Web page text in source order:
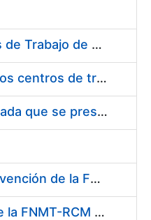
Suministro de Protectores Auditivos a medida para las personas trabajadoras de los Centros de Trabajo de Madrid y Burgos
Suministro de gafas graduadas antiproyecciones para los trabajadores de la FNMT-RCM en los centros de trabajo de Madrid y Burgos
Servicios de una empresa externa para el asesoramiento y resolución de los recursos de alzada que se presentan relacionados con procesos de selección para la FNMT-RCM
Servicio de Calibración y Verificación Externa de los Equipos de Medición del Servicio de Prevención de la FNMT-RCM
Conexión mediante Fibra Óptica de los Centros de Proceso de Datos (CPDs) de las sedes de la FNMT-RCM de Burgos y Madrid